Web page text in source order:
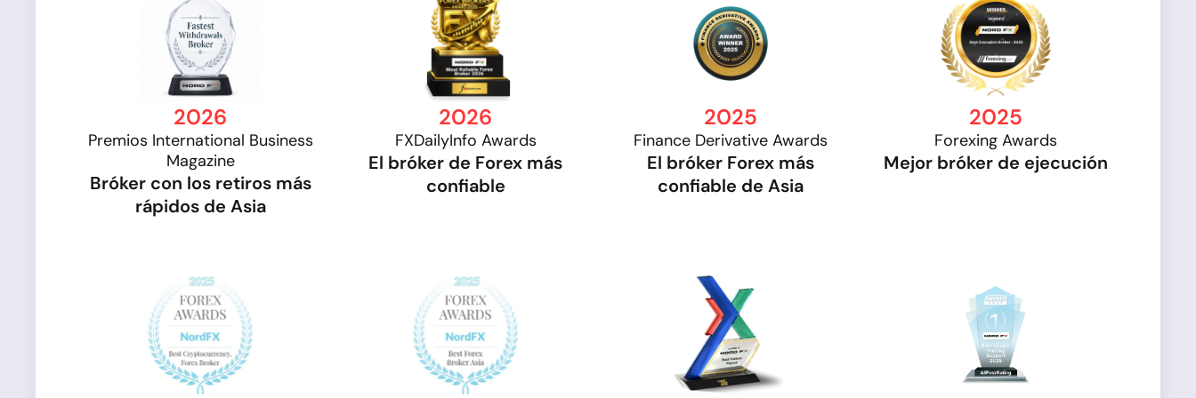
2026
Premios International Business
Magazine
Bróker con los retiros más
rápidos de Asia
2026
FXDailyInfo Awards
El bróker de Forex más
confiable
2025
Finance Derivative Awards
El bróker Forex más
confiable de Asia
2025
Forexing Awards
Mejor bróker de ejecución